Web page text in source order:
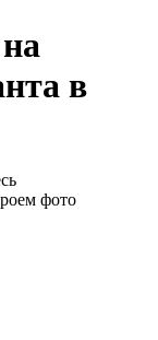
в
фото